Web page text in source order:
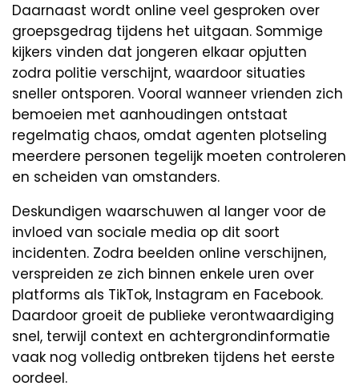
Daarnaast wordt online veel gesproken over
groepsgedrag tijdens het uitgaan. Sommige
kijkers vinden dat jongeren elkaar opjutten
zodra politie verschijnt, waardoor situaties
sneller ontsporen. Vooral wanneer vrienden zich
bemoeien met aanhoudingen ontstaat
regelmatig chaos, omdat agenten plotseling
meerdere personen tegelijk moeten controleren
en scheiden van omstanders.
Deskundigen waarschuwen al langer voor de
invloed van sociale media op dit soort
incidenten. Zodra beelden online verschijnen,
verspreiden ze zich binnen enkele uren over
platforms als TikTok, Instagram en Facebook.
Daardoor groeit de publieke verontwaardiging
snel, terwijl context en achtergrondinformatie
vaak nog volledig ontbreken tijdens het eerste
oordeel.